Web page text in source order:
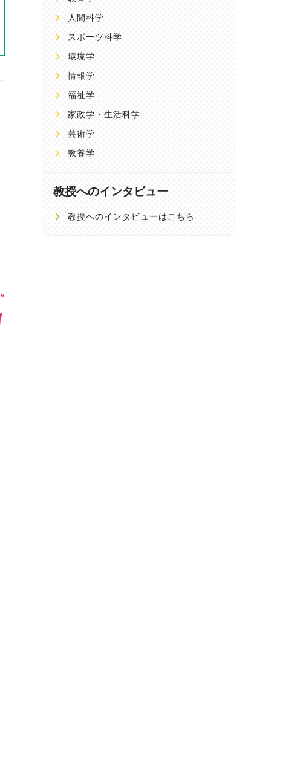
人間科学
スポーツ科学
環境学
情報学
福祉学
家政学・生活科学
芸術学
教養学
教授へのインタビュー
教授へのインタビューはこちら